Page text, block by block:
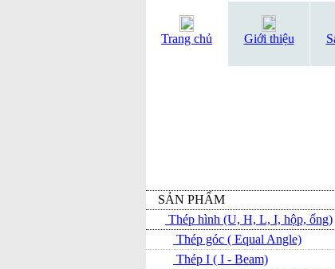
Trang chủ Giới thiệu
SẢN PHẨM
Thép hình (U, H, L, I, hộp, ống)
Thép góc ( Equal Angle)
Thép I ( I - Beam)